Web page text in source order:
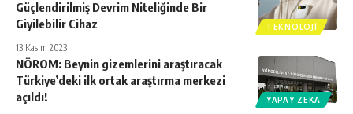
TEKNOLOJI
Güçlendirilmiş Devrim Niteliğinde Bir
Giyilebilir Cihaz
13 Kasım 2023
YAPAY ZEKA
NÖROM: Beynin gizemlerini araştıracak
Türkiye’deki ilk ortak araştırma merkezi
açıldı!